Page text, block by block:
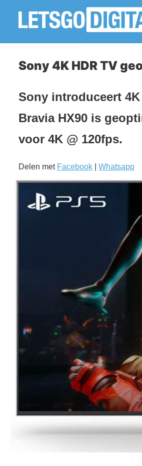
Sony 4K HDR TV
Sony introduceert
Bravia HX90 is
voor 4K @ 120fps.
Delen met Facebook Whatsapp